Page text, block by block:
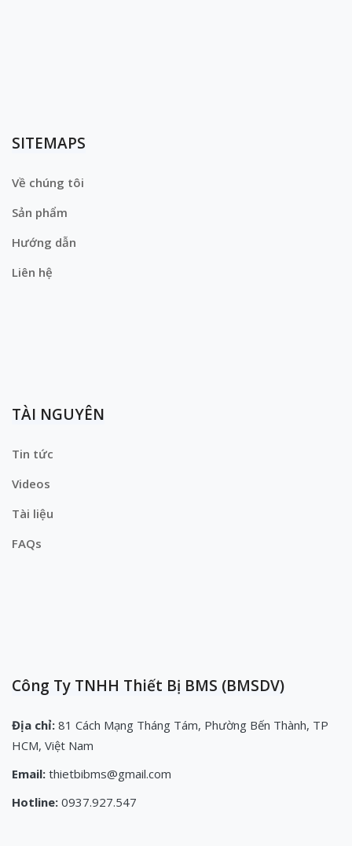
SITEMAPS
Về chúng tôi
Sản phẩm
Hướng dẫn
Liên hệ
TÀI NGUYÊN
Tin tức
Videos
Tài liệu
FAQs
Công Ty TNHH Thiết Bị BMS (BMSDV)
Địa chỉ: 81 Cách Mạng Tháng Tám, Phường Bến Thành, TP
HCM, Việt Nam
Email: thietbibms@gmail.com
Hotline: 0937.927.547